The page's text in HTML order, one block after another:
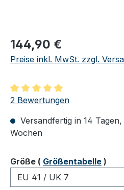
Regulärer Preis:
144,90 €
Preise inkl. MwSt. zzgl.
Durchschnittliche Bewertung
2 Bewertungen
Versandfertig in 14
Wochen
Größeauswählen
( Größentabelle )